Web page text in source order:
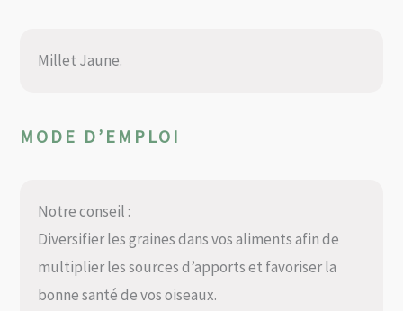
Millet Jaune.
MODE D’EMPLOI
Notre conseil :
Diversifier les graines dans vos aliments afin de
multiplier les sources d’apports et favoriser la
bonne santé de vos oiseaux.